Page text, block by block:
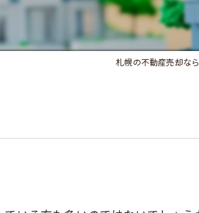
札幌の不動産売却な